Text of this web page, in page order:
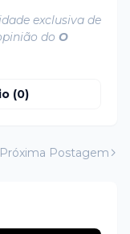
exclusiva de
do O
(0)
Próxima Postagem